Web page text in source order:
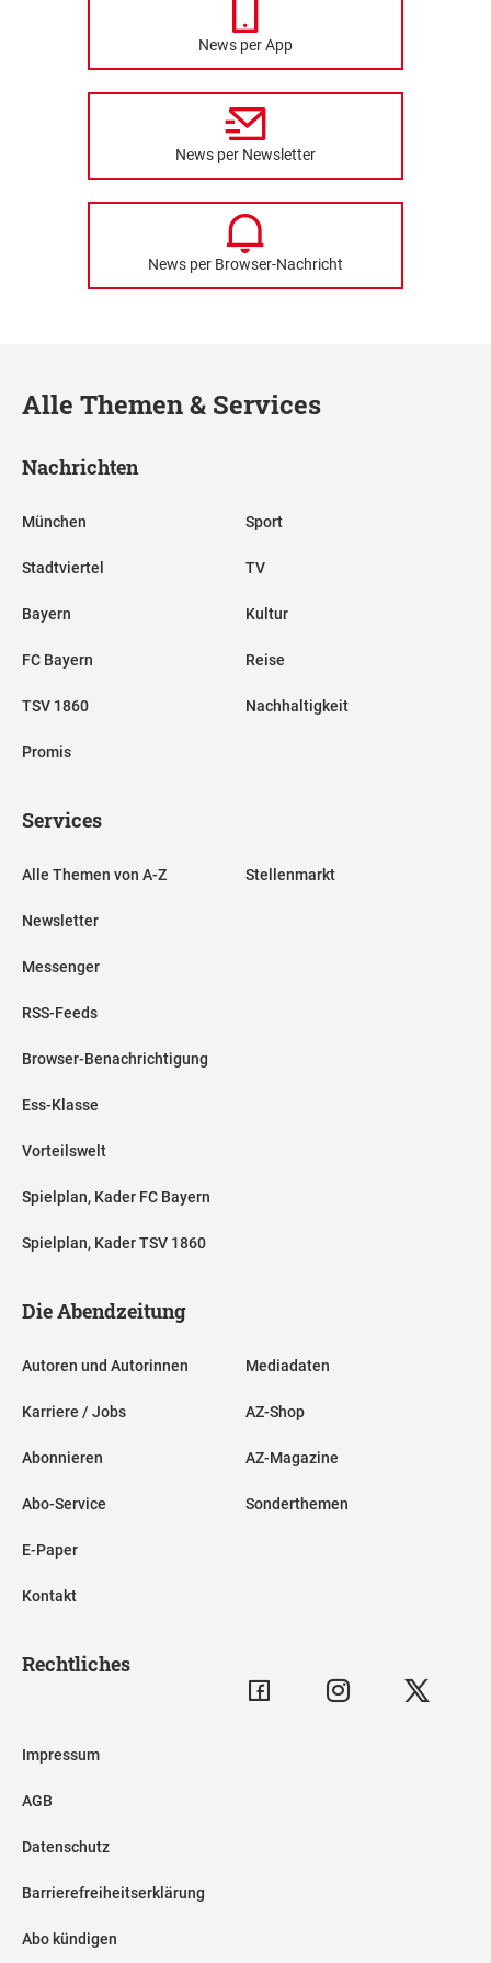
News per App
News per Newsletter
News per Browser-Nachricht
Alle Themen & Services
Nachrichten
München
Stadtviertel
Bayern
FC Bayern
TSV 1860
Promis
Sport
TV
Kultur
Reise
Nachhaltigkeit
Services
Alle Themen von A-Z
Newsletter
Messenger
RSS-Feeds
Browser-Benachrichtigung
Ess-Klasse
Vorteilswelt
Spielplan, Kader FC Bayern
Spielplan, Kader TSV 1860
Stellenmarkt
Die Abendzeitung
Autoren und Autorinnen
Karriere / Jobs
Abonnieren
Abo-Service
E-Paper
Kontakt
Mediadaten
AZ-Shop
AZ-Magazine
Sonderthemen
Rechtliches
Impressum
AGB
Datenschutz
Barrierefreiheitserklärung
Abo kündigen